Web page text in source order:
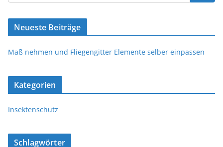
Neueste Beiträge
Maß nehmen und Fliegengitter Elemente selber einpassen
Kategorien
Insektenschutz
Schlagwörter